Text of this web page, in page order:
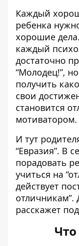
Каждый
ребенка
хорошие
каждый
достаточно
“Молодец!”,
получить
свои
становится
мотиватором.
И тут
“Евразия”. В
порадовать
учиться на
действует
отличникам”.
расскажет